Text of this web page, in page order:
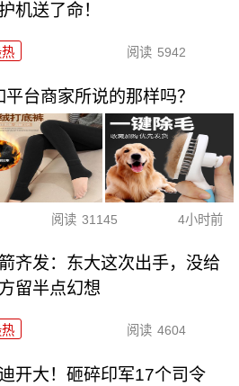
机送了命！
阅读 5942
台商家所说的那样吗？
阅读 31145 4小时前
齐发：东大这次出手，没给
留半点幻想
阅读 4604
开大！砸碎印军17个司令